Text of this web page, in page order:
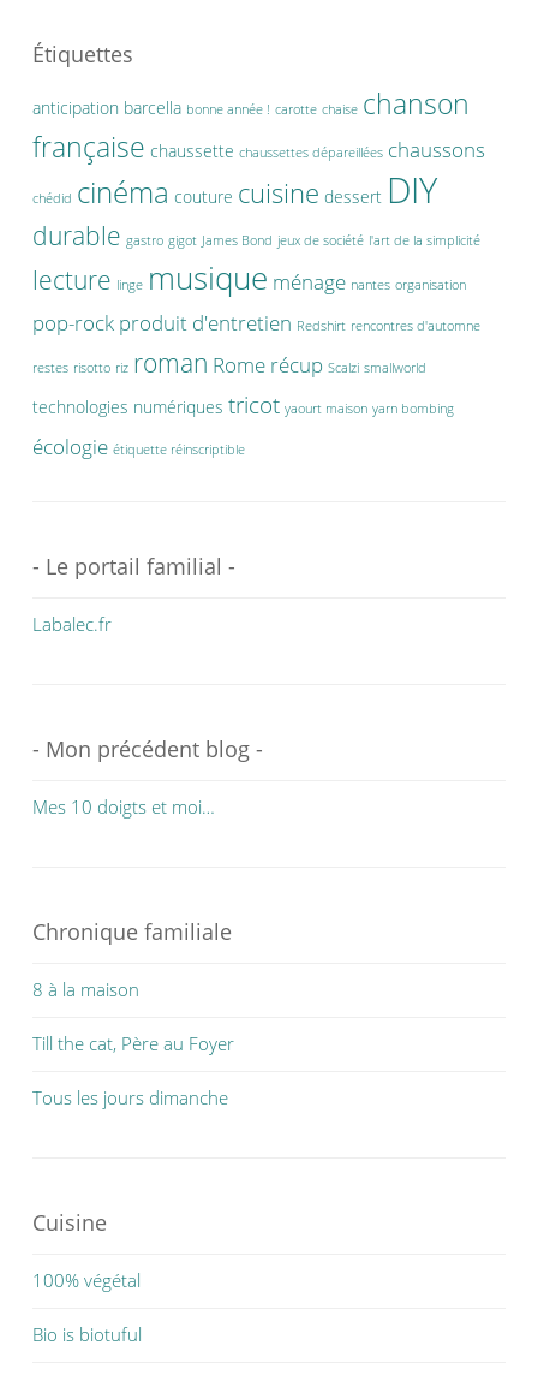
Étiquettes
anticipation barcella bonne année ! carotte chaise chanson
française chaussette chaussettes dépareillées chaussons
chédid cinéma couture cuisine dessert DIY
durable gastro gigot James Bond jeux de société l'art de la simplicité
lecture linge musique ménage nantes organisation
pop-rock produit d'entretien Redshirt rencontres d'automne
restes risotto riz roman Rome récup Scalzi smallworld
technologies numériques tricot yaourt maison yarn bombing
écologie étiquette réinscriptible
- Le portail familial -
Labalec.fr
- Mon précédent blog -
Mes 10 doigts et moi…
Chronique familiale
8 à la maison
Till the cat, Père au Foyer
Tous les jours dimanche
Cuisine
100% végétal
Bio is biotuful